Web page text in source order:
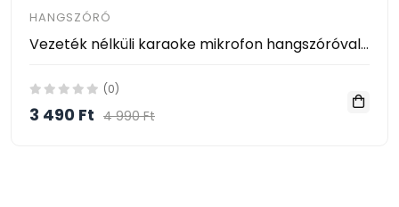
HANGSZÓRÓ
Vezeték nélküli karaoke mikrofon hangszóróval ZQS-K11
(0)
3 490 Ft 4 990 Ft